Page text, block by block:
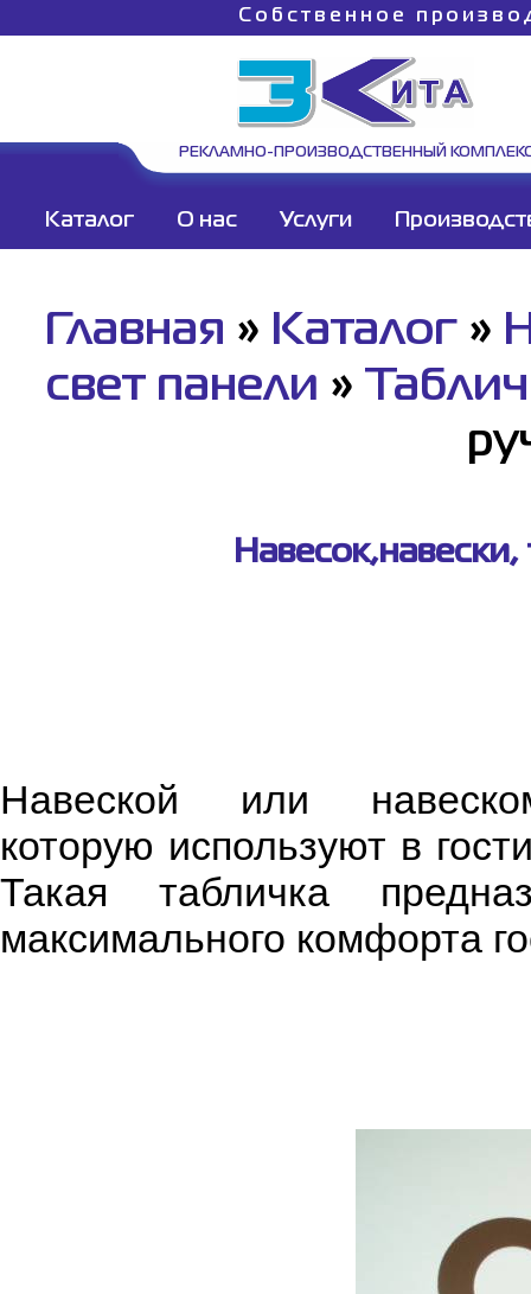
Собственное
РЕКЛАМНО-ПРОИЗВОДСТВЕННЫЙ
Каталог О нас Услуги
Главная » Каталог »
свет панели »
Навеской или
которую используют в
Такая табличка
максимального комфорта